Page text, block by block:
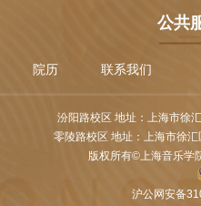
公共
院历 联系我们
汾阳路校区 地址：上海市徐
零陵路校区 地址：上海市徐
版权所有©上海音乐学
沪公网安备